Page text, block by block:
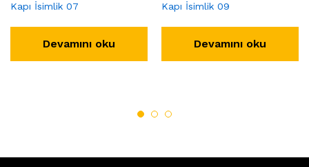
Kapı İsimlik 07
Devamını oku
Kapı İsimlik 09
Devamını oku